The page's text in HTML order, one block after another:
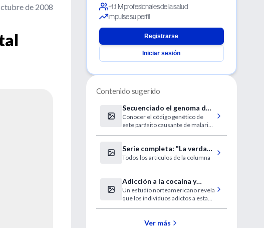
de 2008
+1.1 M profesionales de la salud
Impulse su perfil
Registrarse
Iniciar sesión
Contenido sugerido
Secuenciado el genoma de
Plasmodium vivax
Conocer el código genético de
este parásito causante de malaria
Serie completa: "La verdad
y otras mentiras"
Todos los artículos de la columna
Adicción a la cocaína y
anomalías cerebrales
Un estudio norteamericano revela
que los individuos adictos a esta
con individuos sanos.
Ver más